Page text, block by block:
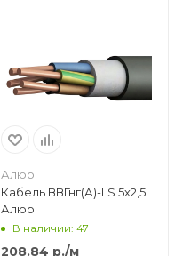
Алюр
Кабель ВВГнг(А)-LS 5х2,5
Алюр
В наличии: 47
208.84 р./м